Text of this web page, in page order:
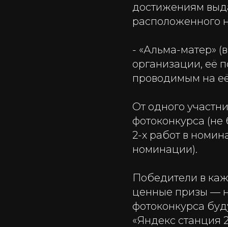
достижениям
расположенного
- «Альма-матер»
организации, её
проводимым на
От одного
фотоконкурса
2-х работ в
номинации).
Победители в
ценные призы —
фотоконкурса
«Яндекс станция